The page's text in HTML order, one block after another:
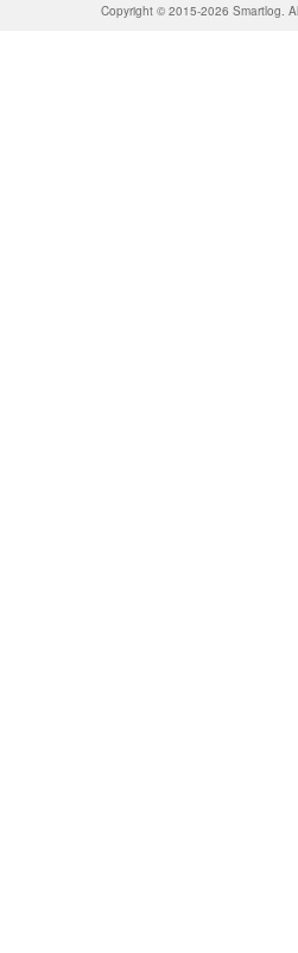
Copyright © 2015-2026 Smartlog.